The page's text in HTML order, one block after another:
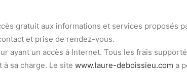
gratuit aux informations et services proposés
et prise de rendez-vous.
ayant un accès à Internet. Tous les frais
sa charge. Le site www.laure-deboissieu.com a